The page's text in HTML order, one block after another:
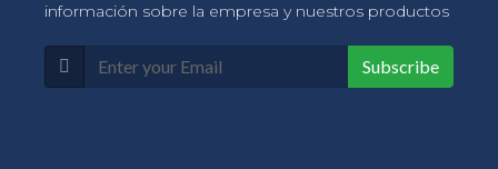
información sobre la empresa y nuestros productos
Subscribe